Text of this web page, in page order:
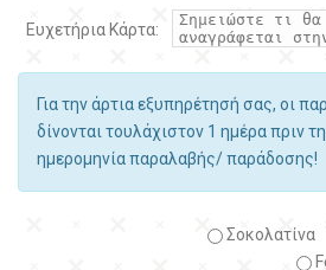
Ευχετήρια Κάρτα:
Για την άρτια εξυπηρέτησή σας, οι
δίνονται τουλάχιστον 1 ημέρα πριν
ημερομηνία παραλαβής/ παράδοσης!
Σοκολατίνα